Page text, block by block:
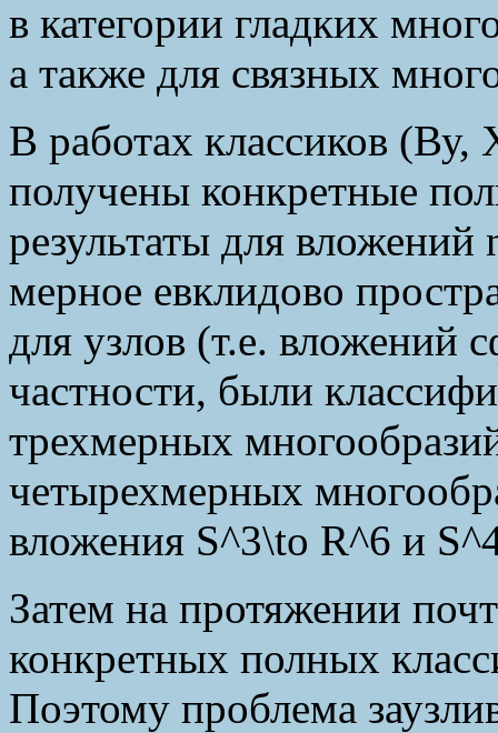
в категории гладких
а также для связных
В работах классиков
получены конкретные
результаты для
мерное евклидово
для узлов (т.е. вложений
частности, были
трехмерных
четырехмерных
вложения S^3\to R^6 и
Затем на протяжении
конкретных полных
Поэтому проблема